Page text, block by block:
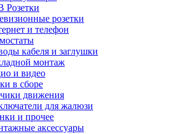
Розетки
розетки
и телефон
кабеля и заглушки
монтаж
и видео
в сборе
движения
для жалюзи
и прочее
аксессуары